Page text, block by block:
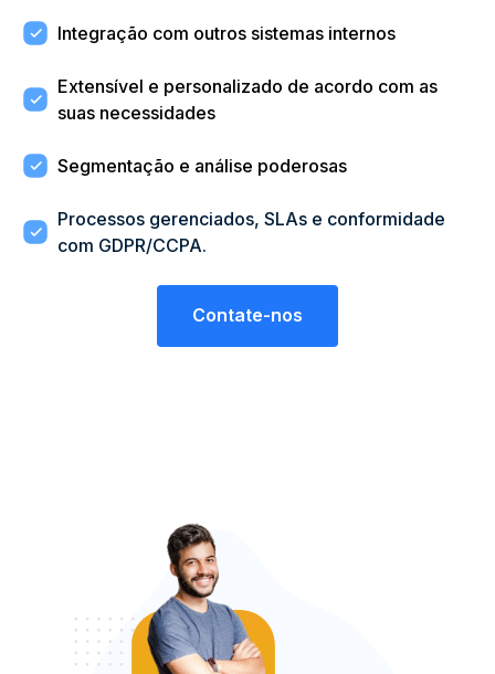
Integração com outros sistemas internos
Extensível e personalizado de acordo com as
suas necessidades
Segmentação e análise poderosas
Processos gerenciados, SLAs e conformidade
com GDPR/CCPA.
Contate-nos